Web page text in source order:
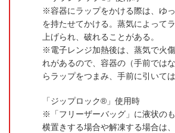
容器にラップをかける際は、ゆ
を持たせてかける。蒸気によって
上げられ、破れることがある。
電子レンジ加熱後は、蒸気で火
れがあるので、容器の（手前では
らラップをつまみ、手前に引いては
「ジップロック®」使用時
「フリーザーバッグ」に液状の
横置きする場合や解凍する場合は